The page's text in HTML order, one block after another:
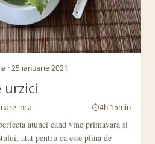
· 25 ianuarie 2021
urzici
inca ⏱4h 15min
atunci cand vine primavara si
atat pentru ca este plina de